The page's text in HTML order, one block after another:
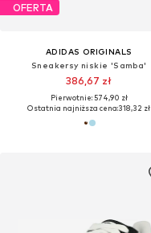
OFERTA
ADIDAS ORIGINALS
Sneakersy niskie 'Samba'
386,67 zł
Pierwotnie: 574,90 zł
Ostatnia najniższa cena:318,32 zł